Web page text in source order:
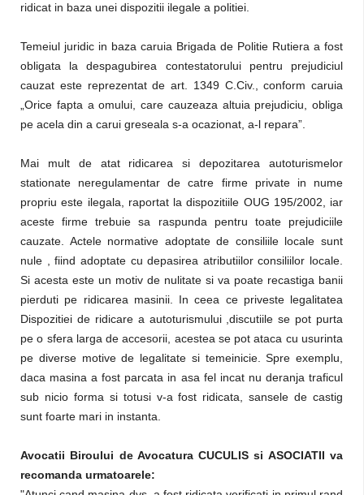
ridicat in baza unei dispozitii ilegale a politiei.
Temeiul juridic in baza caruia Brigada de Politie Rutiera a fost
obligata la despagubirea contestatorului pentru prejudiciul
cauzat este reprezentat de art. 1349 C.Civ., conform caruia
„Orice fapta a omului, care cauzeaza altuia prejudiciu, obliga
pe acela din a carui greseala s-a ocazionat, a-l repara”.
Mai mult de atat ridicarea si depozitarea autoturismelor
stationate neregulamentar de catre firme private in nume
propriu este ilegala, raportat la dispozitiile OUG 195/2002, iar
aceste firme trebuie sa raspunda pentru toate prejudiciile
cauzate. Actele normative adoptate de consiliile locale sunt
nule , fiind adoptate cu depasirea atributiilor consiliilor locale.
Si acesta este un motiv de nulitate si va poate recastiga banii
pierduti pe ridicarea masinii. In ceea ce priveste legalitatea
Dispozitiei de ridicare a autoturismului ,discutiile se pot purta
pe o sfera larga de accesorii, acestea se pot ataca cu usurinta
pe diverse motive de legalitate si temeinicie. Spre exemplu,
daca masina a fost parcata in asa fel incat nu deranja traficul
sub nicio forma si totusi v-a fost ridicata, sansele de castig
sunt foarte mari in instanta.
Avocatii Biroului de Avocatura CUCULIS si ASOCIATII va
recomanda urmatoarele: